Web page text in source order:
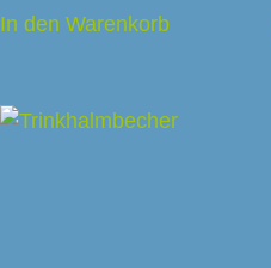
In den Warenkorb